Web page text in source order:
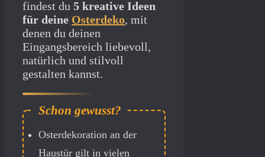
findest du 5 kreative Ideen
für deine Osterdeko, mit
denen du deinen
Eingangsbereich liebevoll,
natürlich und stilvoll
gestalten kannst.
Osterdekoration an der
Haustür gilt in vielen